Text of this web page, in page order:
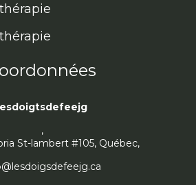
,
St-lambert #105, Québec,